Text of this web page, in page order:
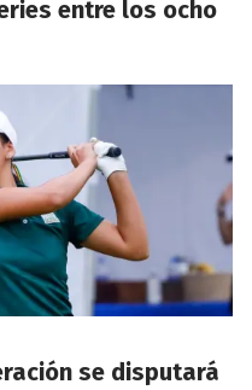
entre los ocho
se disputará